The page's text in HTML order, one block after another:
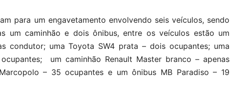
para um engavetamento envolvendo seis veículos, sendo
um caminhão e dois ônibus, entre os veículos estão um
condutor; uma Toyota SW4 prata – dois ocupantes; uma
um caminhão Renault Master branco – apenas
– 35 ocupantes e um ônibus MB Paradiso – 19